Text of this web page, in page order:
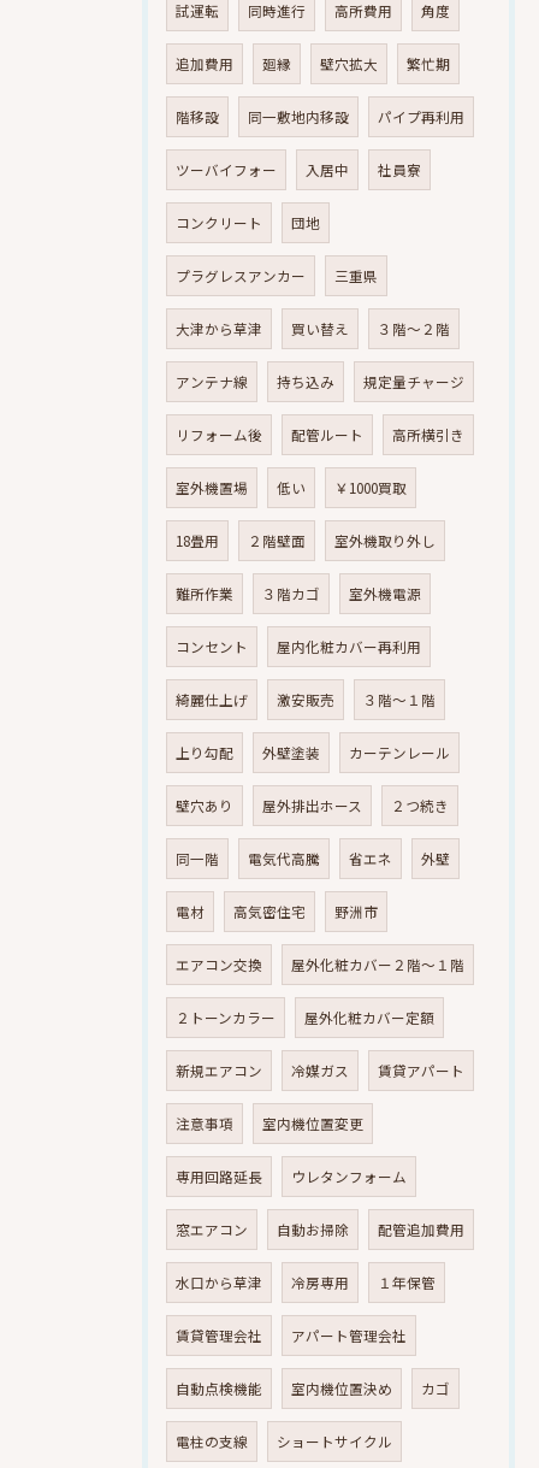
試運転 同時進行 高所費用 角度
追加費用 廻縁 壁穴拡大 繁忙期
階移設 同一敷地内移設 パイプ再利用
ツーバイフォー 入居中 社員寮
コンクリート 団地
プラグレスアンカー 三重県
大津から草津 買い替え ３階～２階
アンテナ線 持ち込み 規定量チャージ
リフォーム後 配管ルート 高所横引き
室外機置場 低い ￥1000買取
18畳用 ２階壁面 室外機取り外し
難所作業 ３階カゴ 室外機電源
コンセント 屋内化粧カバー再利用
綺麗仕上げ 激安販売 ３階～１階
上り勾配 外壁塗装 カーテンレール
壁穴あり 屋外排出ホース ２つ続き
同一階 電気代高騰 省エネ 外壁
電材 高気密住宅 野洲市
エアコン交換 屋外化粧カバー２階～１階
２トーンカラー 屋外化粧カバー定額
新規エアコン 冷媒ガス 賃貸アパート
注意事項 室内機位置変更
専用回路延長 ウレタンフォーム
窓エアコン 自動お掃除 配管追加費用
水口から草津 冷房専用 １年保管
賃貸管理会社 アパート管理会社
自動点検機能 室内機位置決め カゴ
電柱の支線 ショートサイクル